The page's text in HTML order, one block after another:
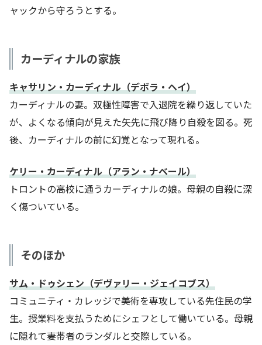
ャックから守ろうとする。
カーディナルの家族
キャサリン・カーディナル（デボラ・ヘイ）
カーディナルの妻。双極性障害で入退院を繰り返していた
が、よくなる傾向が見えた矢先に飛び降り自殺を図る。死
後、カーディナルの前に幻覚となって現れる。
ケリー・カーディナル（アラン・ナベール）
トロントの高校に通うカーディナルの娘。母親の自殺に深
く傷ついている。
そのほか
サム・ドゥシェン（デヴァリー・ジェイコブス）
コミュニティ・カレッジで美術を専攻している先住民の学
生。授業料を支払うためにシェフとして働いている。母親
に隠れて妻帯者のランダルと交際している。